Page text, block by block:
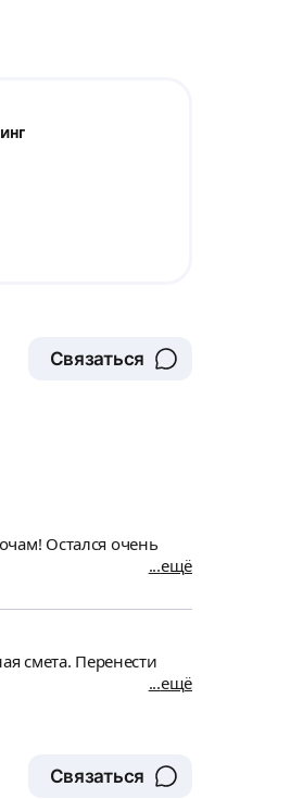
Связаться
Остался очень
ещё
смета. Перенести
ещё
Связаться